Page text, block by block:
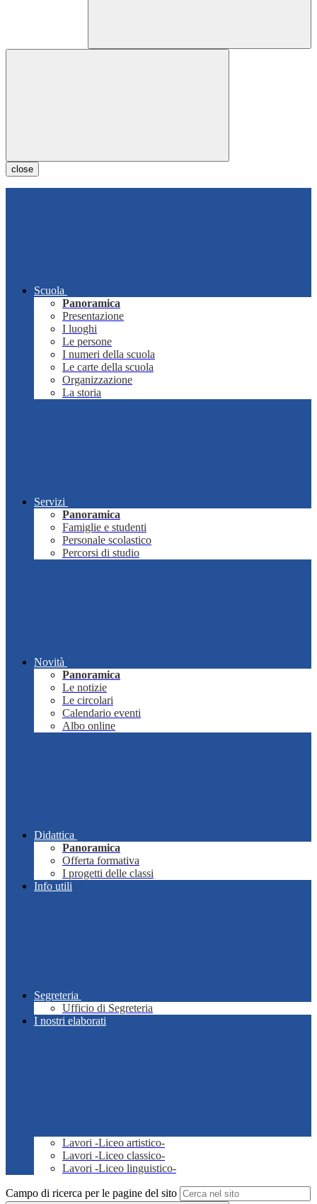
close
Scuola
Panoramica
Presentazione
I luoghi
Le persone
I numeri della scuola
Le carte della scuola
Organizzazione
La storia
Servizi
Panoramica
Famiglie e studenti
Personale scolastico
Percorsi di studio
Novità
Panoramica
Le notizie
Le circolari
Calendario eventi
Albo online
Didattica
Panoramica
Offerta formativa
I progetti delle classi
Info utili
Segreteria
Ufficio di Segreteria
I nostri elaborati
Lavori -Liceo artistico-
Lavori -Liceo classico-
Lavori -Liceo linguistico-
Campo di ricerca per le pagine del sito